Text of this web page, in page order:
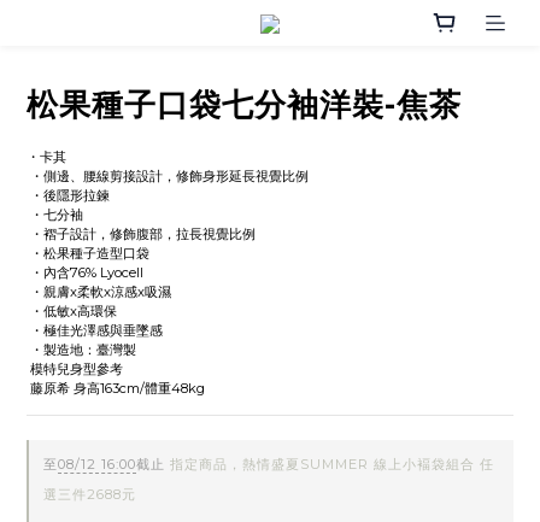
松果種子口袋七分袖洋裝-焦茶
・卡其
・側邊、腰線剪接設計，修飾身形延長視覺比例
・後隱形拉鍊
・七分袖
・褶子設計，修飾腹部，拉長視覺比例
・松果種子造型口袋
・內含76% Lyocell
・親膚x柔軟x涼感x吸濕
・低敏x高環保
・極佳光澤感與垂墜感
・製造地：臺灣製
模特兒身型參考
藤原希 身高163cm/體重48kg
至08/12 16:00截止 指定商品，熱情盛夏SUMMER 線上小褔袋組合 任
選三件2688元